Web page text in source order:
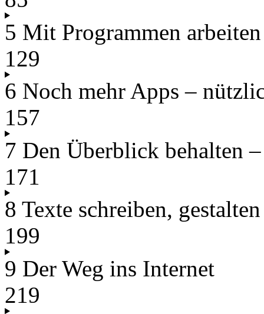
5 Mit Programmen
129
6 Noch mehr Apps –
157
7 Den Überblick behalten
171
8 Texte schreiben,
199
9 Der Weg ins Internet
219